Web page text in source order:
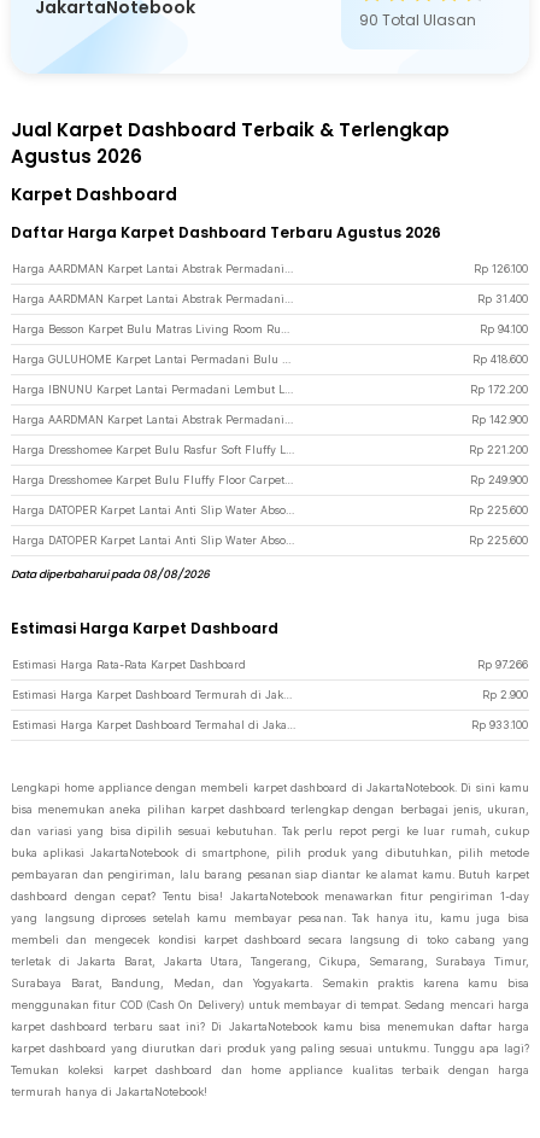
JakartaNotebook
90 Total Ulasan
Jual Karpet Dashboard Terbaik & Terlengkap
Agustus 2026
Karpet Dashboard
Daftar Harga Karpet Dashboard Terbaru Agustus 2026
Rp 126.100
Rp 31.400
Rp 94.100
Rp 418.600
Rp 172.200
Rp 142.900
Rp 221.200
Rp 249.900
Rp 225.600
Rp 225.600
Data diperbaharui pada 08/08/2026
Estimasi Harga Karpet Dashboard
Estimasi Harga Rata-Rata Karpet Dashboard Rp 97.266
Rp 2.900
Rp 933.100
Lengkapi home appliance dengan membeli karpet dashboard di JakartaNotebook. Di sini kamu
bisa menemukan aneka pilihan karpet dashboard terlengkap dengan berbagai jenis, ukuran,
dan variasi yang bisa dipilih sesuai kebutuhan. Tak perlu repot pergi ke luar rumah, cukup
buka aplikasi JakartaNotebook di smartphone, pilih produk yang dibutuhkan, pilih metode
pembayaran dan pengiriman, lalu barang pesanan siap diantar ke alamat kamu. Butuh karpet
dashboard dengan cepat? Tentu bisa! JakartaNotebook menawarkan fitur pengiriman 1-day
yang langsung diproses setelah kamu membayar pesanan. Tak hanya itu, kamu juga bisa
membeli dan mengecek kondisi karpet dashboard secara langsung di toko cabang yang
terletak di Jakarta Barat, Jakarta Utara, Tangerang, Cikupa, Semarang, Surabaya Timur,
Surabaya Barat, Bandung, Medan, dan Yogyakarta. Semakin praktis karena kamu bisa
menggunakan fitur COD (Cash On Delivery) untuk membayar di tempat. Sedang mencari harga
karpet dashboard terbaru saat ini? Di JakartaNotebook kamu bisa menemukan daftar harga
karpet dashboard yang diurutkan dari produk yang paling sesuai untukmu. Tunggu apa lagi?
Temukan koleksi karpet dashboard dan home appliance kualitas terbaik dengan harga
termurah hanya di JakartaNotebook!